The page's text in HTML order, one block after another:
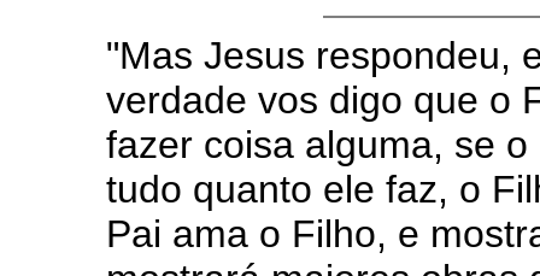
"Mas Jesus respondeu,
verdade vos digo que o
fazer coisa alguma, se
tudo quanto ele faz, o
Pai ama o Filho, e